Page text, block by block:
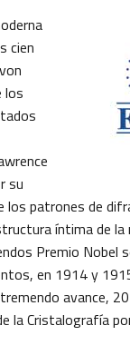
cien
los
su
los patrones de
íntima de
Premio Nobel
en 1914 y
avance,
la Cristalografía